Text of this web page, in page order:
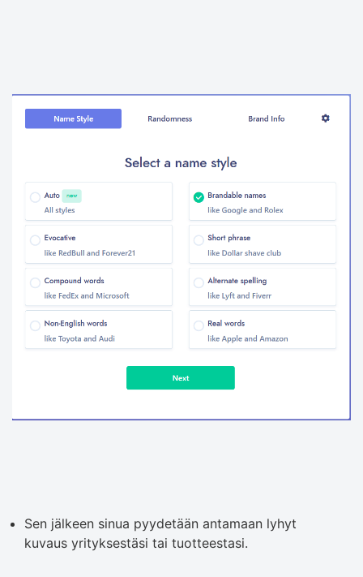
Sen jälkeen sinua pyydetään antamaan lyhyt
kuvaus yrityksestäsi tai tuotteestasi.